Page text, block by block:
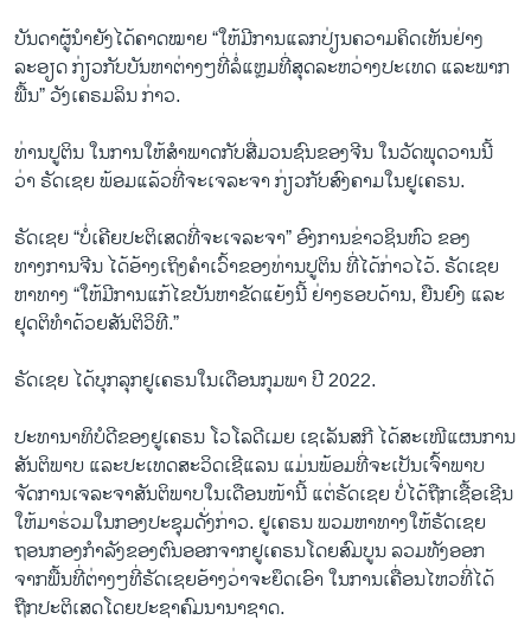
ບັນດາຜູ້ນຳຍັງໄດ້ຄາດໝາຍ “ໃຫ້ມີການແລກປ່ຽນຄວາມຄິດເຫັນຢ່າງ
ລະອຽດ ກ່ຽວກັບບັນຫາຕ່າງໆທີ່ລໍ່ແຫຼມທີ່ສຸດລະຫວ່າງປະເທດ ແລະພາກ
ພື້ນ” ວັງເຄຣມລິນ ກ່າວ.
ທ່ານປູຕິນ ໃນການໃຫ້ສຳພາດກັບສື່ມວນຊົນຂອງຈີນ ໃນວັດພຸດວານນີ້
ວ່າ ຣັດເຊຍ ພ້ອມແລ້ວທີ່ຈະເຈລະຈາ ກ່ຽວກັບສົງຄາມໃນຢູເຄຣນ.
ຣັດເຊຍ “ບໍ່ເຄີຍປະຕິເສດທີ່ຈະເຈລະຈາ” ອົງການຂ່າວຊິນຫົວ ຂອງ
ທາງການຈີນ ໄດ້ອ້າງເຖິງຄຳເວົ້າຂອງທ່ານປູຕິນ ທີ່ໄດ້ກ່າວໄວ້. ຣັດເຊຍ
ຫາທາງ “ໃຫ້ມີການແກ້ໄຂບັນຫາຂັດແຍ້ງນີ້ ຢ່າງຮອບດ້ານ, ຍືນຍົງ ແລະ
ຢຸດຕິທຳດ້ວຍສັນຕິວິທີ.”
ຣັດເຊຍ ໄດ້ບຸກລຸກຢູເຄຣນໃນເດືອນກຸມພາ ປີ 2022.
ປະທານາທິບໍດີຂອງຢູເຄຣນ ໂວໂລດີເມຍ ເຊເລັນສກີ ໄດ້ສະເໜີແຜນການ
ສັນຕິພາບ ແລະປະເທດສະວິດເຊີແລນ ແມ່ນພ້ອມທີ່ຈະເປັນເຈົ້າພາບ
ຈັດການເຈລະຈາສັນຕິພາບໃນເດືອນໜ້ານີ້ ແຕ່ຣັດເຊຍ ບໍ່ໄດ້ຖືກເຊື້ອເຊີນ
ໃຫ້ມາຮ່ວມໃນກອງປະຊຸມດັ່ງກ່າວ. ຢູເຄຣນ ພວມຫາທາງໃຫ້ຣັດເຊຍ
ຖອນກອງກຳລັງຂອງຕົນອອກຈາກຢູເຄຣນໂດຍສົມບູນ ລວມທັງອອກ
ຈາກພື້ນທີ່ຕ່າງໆທີ່ຣັດເຊຍອ້າງວ່າຈະຍຶດເອົາ ໃນການເຄື່ອນໄຫວທີ່ໄດ້
ຖືກປະຕິເສດໂດຍປະຊາຄົມນານາຊາດ.